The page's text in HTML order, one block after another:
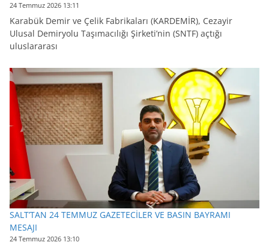
24 Temmuz 2026 13:11
Karabük Demir ve Çelik Fabrikaları (KARDEMİR), Cezayir
Ulusal Demiryolu Taşımacılığı Şirketi’nin (SNTF) açtığı
uluslararası
SALT’TAN 24 TEMMUZ GAZETECİLER VE BASIN BAYRAMI
MESAJI
24 Temmuz 2026 13:10